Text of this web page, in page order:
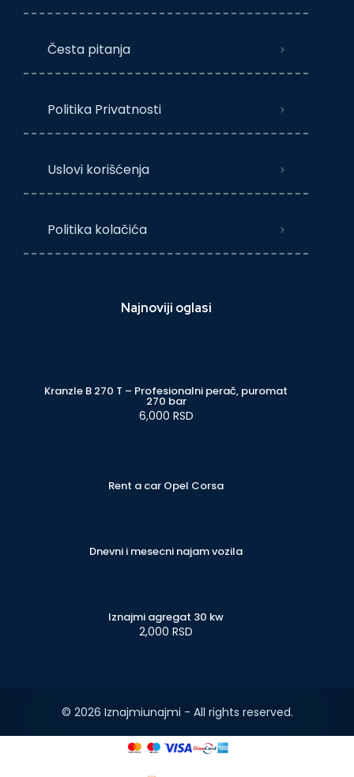
Česta pitanja
Politika Privatnosti
Uslovi korišćenja
Politika kolačića
Najnoviji oglasi
Kranzle B 270 T – Profesionalni perač, puromat
270 bar
6,000 RSD
Rent a car Opel Corsa
Dnevni i mesecni najam vozila
Iznajmi agregat 30 kw
2,000 RSD
© 2026 Iznajmiunajmi - All rights reserved.